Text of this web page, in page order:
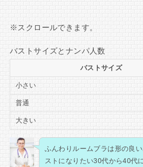
バストサイズとナンパ人数
バストサイズ
小さい
普通
大きい
ふんわりルームブラは形の良
ストになりたい30代から40代